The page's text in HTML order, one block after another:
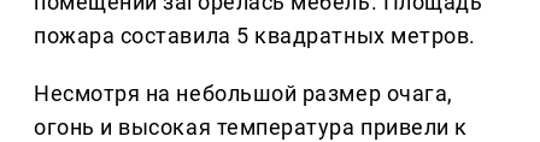
пожара составила 5 квадратных метров.
Несмотря на небольшой размер очага,
огонь и высокая температура привели к